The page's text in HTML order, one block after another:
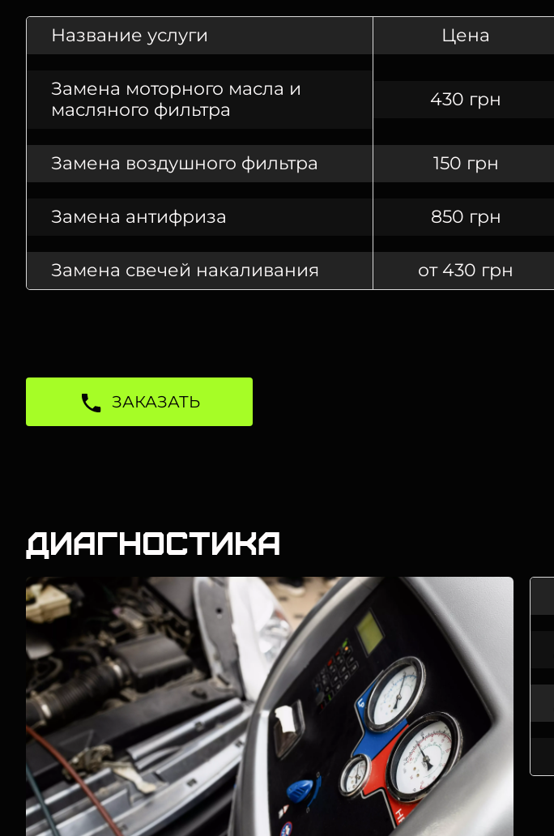
Название услуги Цена
Замена моторного масла и
масляного фильтра
430 грн
Замена воздушного фильтра 150 грн
Замена антифриза 850 грн
Замена свечей накаливания от 430 грн
ЗАКАЗАТЬ
Диагностика